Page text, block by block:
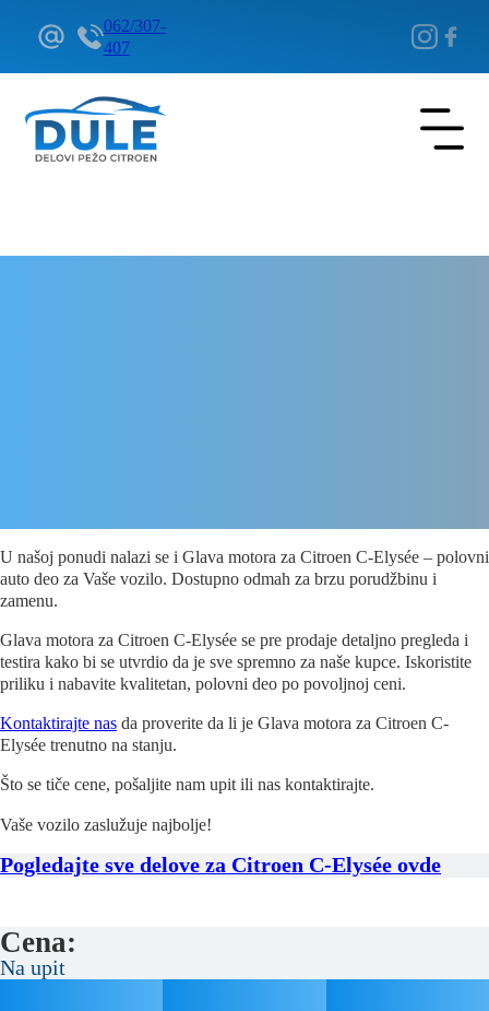
062/307-
407
U našoj ponudi nalazi se i Glava motora za Citroen C-Elysée – polovni
auto deo za Vaše vozilo. Dostupno odmah za brzu porudžbinu i
zamenu.
Glava motora za Citroen C-Elysée se pre prodaje detaljno pregleda i
testira kako bi se utvrdio da je sve spremno za naše kupce. Iskoristite
priliku i nabavite kvalitetan, polovni deo po povoljnoj ceni.
Kontaktirajte nas da proverite da li je Glava motora za Citroen C-
Elysée trenutno na stanju.
Što se tiče cene, pošaljite nam upit ili nas kontaktirajte.
Vaše vozilo zaslužuje najbolje!
Pogledajte sve delove za Citroen C-Elysée ovde
Cena:
Na upit